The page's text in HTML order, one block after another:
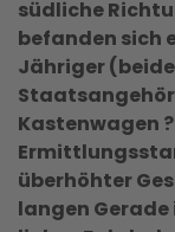
südliche
befanden sich
Jähriger
Kastenwagen
überhöhter
langen Gerade